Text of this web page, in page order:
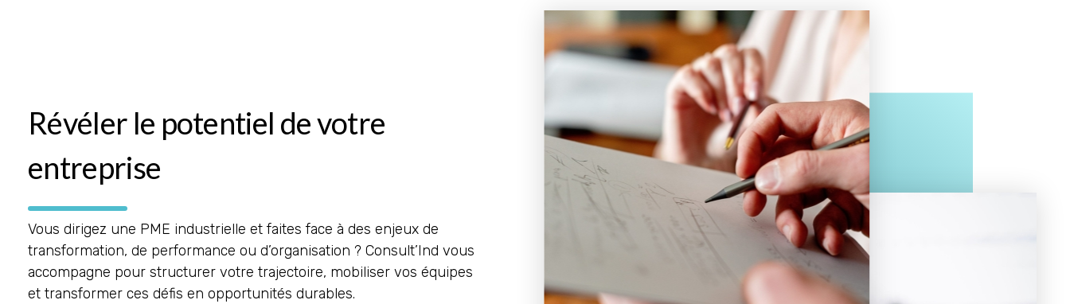
Révéler le potentiel de votre
entreprise
Vous dirigez une PME industrielle et faites face à des enjeux de
transformation, de performance ou d’organisation ? Consult’Ind vous
accompagne pour structurer votre trajectoire, mobiliser vos équipes
et transformer ces défis en opportunités durables.